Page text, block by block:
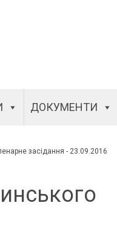
ДОКУМЕНТИ
засідання - 23.09.2016